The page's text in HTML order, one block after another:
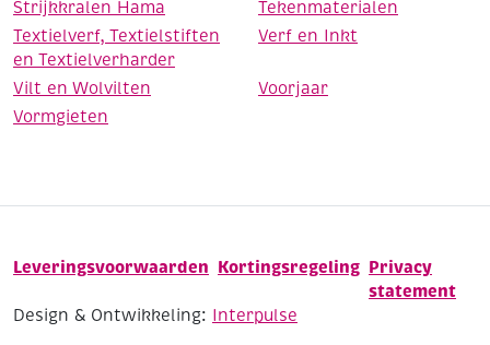
Strijkkralen Hama
Tekenmaterialen
Textielverf, Textielstiften
en Textielverharder
Verf en Inkt
Vilt en Wolvilten
Voorjaar
Vormgieten
Leveringsvoorwaarden Kortingsregeling Privacy
statement
Design & Ontwikkeling: Interpulse